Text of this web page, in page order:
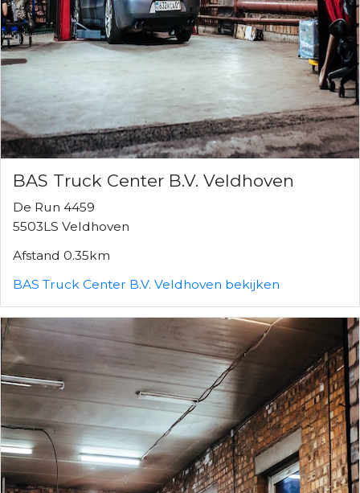
BAS Truck Center B.V. Veldhoven
De Run 4459
5503LS Veldhoven
Afstand 0.35km
BAS Truck Center B.V. Veldhoven bekijken